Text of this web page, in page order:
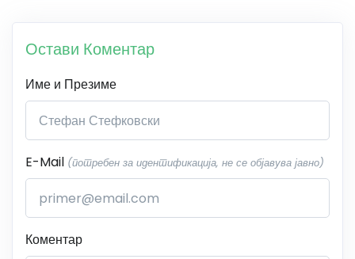
Остави Коментар
Име и Презиме
E-Mail (потребен за идентификација, не се објавува јавно)
Коментар